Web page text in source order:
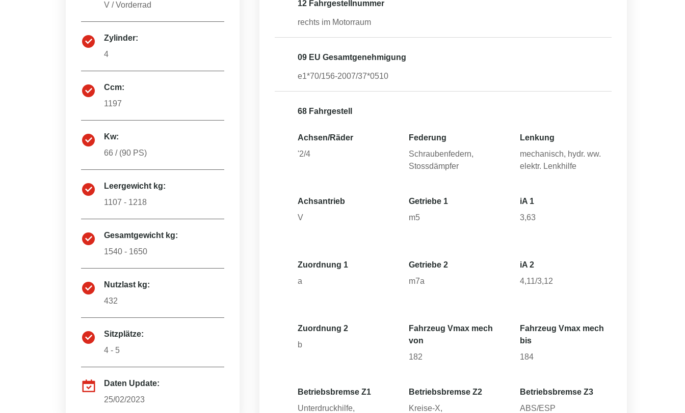
V /Vorderrad
Zylinder:
4
Ccm:
1197
Kw:
66 / (90 PS)
Leergewicht kg:
1107 - 1218
Gesamtgewicht kg:
1540 - 1650
Nutzlast kg:
432
Sitzplätze:
4 - 5
Daten Update:
25/02/2023
12 Fahrgestellnummer
rechts im Motorraum
09 EU Gesamtgenehmigung
e1*70/156-2007/37*0510
68 Fahrgestell
Achsen/Räder
'2/4
Federung
Schraubenfedern,
Stossdämpfer
Lenkung
mechanisch, hydr. ww.
elektr. Lenkhilfe
Achsantrieb
V
Getriebe 1
m5
iA 1
3,63
Zuordnung 1
a
Getriebe 2
m7a
iA 2
4,11/3,12
Zuordnung 2
b
Fahrzeug Vmax mech
von
182
Fahrzeug Vmax mech
bis
184
Betriebsbremse Z1
Unterdruckhilfe,
Betriebsbremse Z2
Kreise-X,
Betriebsbremse Z3
ABS/ESP